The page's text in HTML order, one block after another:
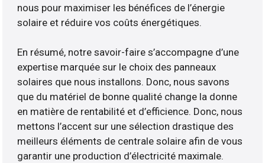
nous pour maximiser les bénéfices de l’énergie
solaire et réduire vos coûts énergétiques.
En résumé, notre savoir-faire s’accompagne d’une
expertise marquée sur le choix des panneaux
solaires que nous installons. Donc, nous savons
que du matériel de bonne qualité change la donne
en matière de rentabilité et d’efficience. Donc, nous
mettons l’accent sur une sélection drastique des
meilleurs éléments de centrale solaire afin de vous
garantir une production d’électricité maximale.